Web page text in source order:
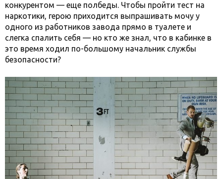
конкурентом — еще полбеды. Чтобы пройти тест на
наркотики, герою приходится выпрашивать мочу у
одного из работников завода прямо в туалете и
слегка спалить себя — но кто же знал, что в кабинке в
это время ходил по-большому начальник службы
безопасности?